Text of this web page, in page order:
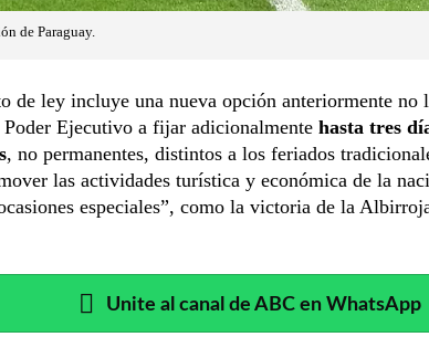
de Paraguay.
de ley incluye una nueva opción anteriormente no
Ejecutivo a fijar adicionalmente hasta tres
, no permanentes, distintos a los feriados
las actividades turística y económica de la
especiales”, como la victoria de la
Unite al canal de ABC en WhatsApp